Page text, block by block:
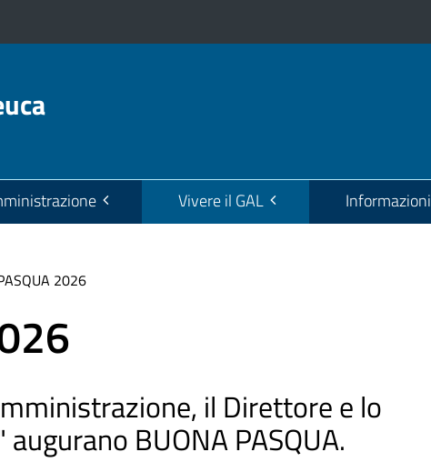
Vivere il GAL Informazioni
2026
il Direttore e lo
BUONA PASQUA.